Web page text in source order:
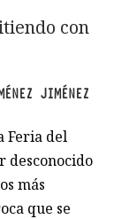
con
JIMÉNEZ
Feria del
desconocido
más
que se